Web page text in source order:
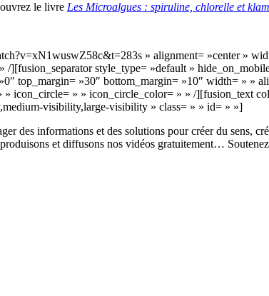
le livre Les Microalgues : spiruline, chlorelle et
» alignment= »center »
][fusion_separator style_type= »default »
top_margin= »30″ bottom_margin= »10″ width= » »
icon_circle= » » icon_circle_color= » » /][fusion_text
visibility,large-visibility » class= » » id= » »]
des informations et des solutions pour créer du sens,
et diffusons nos vidéos gratuitement…